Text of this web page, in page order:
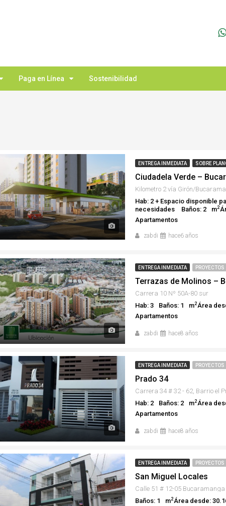
Paga en Línea Sostenibilidad
ENTREGA INMEDIATA SOBRE
Ciudadela Verde –
Hab: 2 + Espacio disponible
necesidades
Baños: 2 m2
Apartamentos
zabdi hace6 años
ENTREGA INMEDIATA PROYECTOS
Terrazas de Molinos –
Carrera 10 Nº 50A-80 sur
Hab: 3
Baños: 1 m2Área
Apartamentos
zabdi hace8 años
ENTREGA INMEDIATA PROYECTOS
Prado 34
Hab: 2
Baños: 2 m2Área
Apartamentos
zabdi hace8 años
ENTREGA INMEDIATA PROYECTOS
San Miguel Locales
Calle 51 # 12-05 Bucaramanga
Baños: 1
m2Área desde: